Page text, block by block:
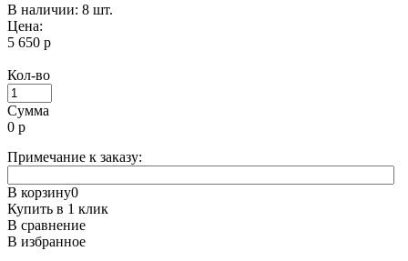
В наличии: 8 шт.
Цена:
5 650 р
Кол-во
Сумма
0 р
Примечание к заказу:
В корзину0
Купить в 1 клик
В сравнение
В избранное